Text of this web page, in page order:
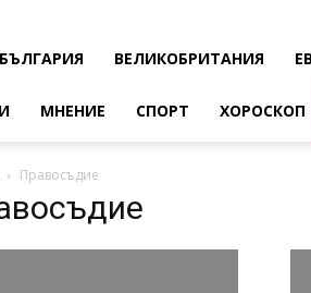
БЪЛГАРИЯ ВЕЛИКОБРИТАНИЯ
МНЕНИЕ СПОРТ ХОРОСКОП
Правосъдие